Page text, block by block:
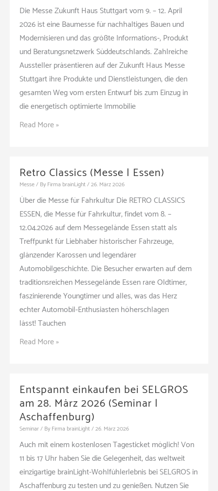
Die Messe Zukunft Haus Stuttgart vom 9. – 12. April
2026 ist eine Baumesse für nachhaltiges Bauen und
Modernisieren und das größte Informations-, Produkt
und Beratungsnetzwerk Süddeutschlands. Zahlreiche
Aussteller präsentieren auf der Zukunft Haus Messe
Stuttgart ihre Produkte und Dienstleistungen, die den
gesamten Weg vom ersten Entwurf bis zum Einzug in
die energetisch optimierte Immobilie
Zukunft
|
Stuttgart)
Read More »
Retro Classics (Messe | Essen)
Messe/ By Firma brainLight/26. März 2026
Über die Messe für Fahrkultur Die RETRO CLASSICS
ESSEN, die Messe für Fahrkultur, findet vom 8. –
12.04.2026 auf dem Messegelände Essen statt als
Treffpunkt für Liebhaber historischer Fahrzeuge,
glänzender Karossen und legendärer
Automobilgeschichte. Die Besucher erwarten auf dem
traditionsreichen Messegelände Essen rare Oldtimer,
faszinierende Youngtimer und alles, was das Herz
echter Automobil-Enthusiasten höherschlagen
lässt! Tauchen
Retro
|
Essen)
Read More »
Entspannt einkaufen bei SELGROS
am 28. März 2026 (Seminar |
Aschaffenburg)
Seminar/ By Firma brainLight/26. März 2026
Auch mit einem kostenlosen Tagesticket möglich! Von
11 bis 17 Uhr haben Sie die Gelegenheit, das weltweit
einzigartige brainLight-Wohlfühlerlebnis bei SELGROS in
Aschaffenburg zu testen und zu genießen. Nutzen Sie